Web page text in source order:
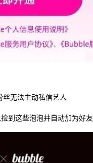
无法主动私信艺人
到这些泡泡并自动加为好友